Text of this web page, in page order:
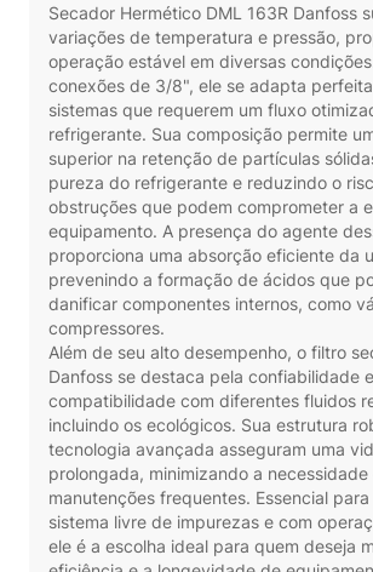
Secador Hermético DML 163R Danfoss
variações de temperatura e pressão,
operação estável em diversas
conexões de 3/8", ele se adapta
sistemas que requerem um fluxo
refrigerante. Sua composição permite
superior na retenção de partículas
pureza do refrigerante e reduzindo o
obstruções que podem comprometer a
equipamento. A presença do agente
proporciona uma absorção eficiente da
prevenindo a formação de ácidos que
danificar componentes internos, como
compressores.
Além de seu alto desempenho, o filtro
Danfoss se destaca pela confiabilidade e
compatibilidade com diferentes fluidos
incluindo os ecológicos. Sua estrutura
tecnologia avançada asseguram uma
prolongada, minimizando a necessidade
manutenções frequentes. Essencial
sistema livre de impurezas e com
ele é a escolha ideal para quem deseja